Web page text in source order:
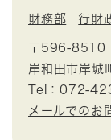
財務部 行財
〒596-8510
岸和田市岸城
Tel：072-
メールでのお